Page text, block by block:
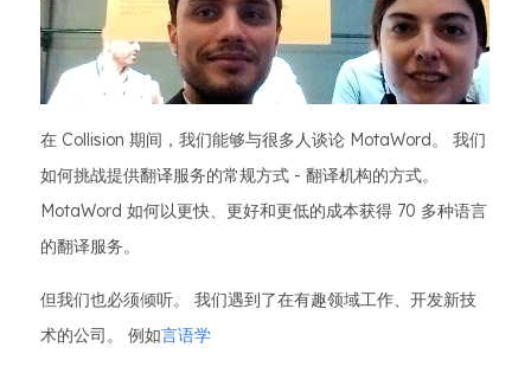
在 Collision 期间，我们能够与很多人谈论 MotaWord。 我们
如何挑战提供翻译服务的常规方式 - 翻译机构的方式。
MotaWord 如何以更快、更好和更低的成本获得 70 多种语言
的翻译服务。
但我们也必须倾听。 我们遇到了在有趣领域工作、开发新技
术的公司。 例如言语学